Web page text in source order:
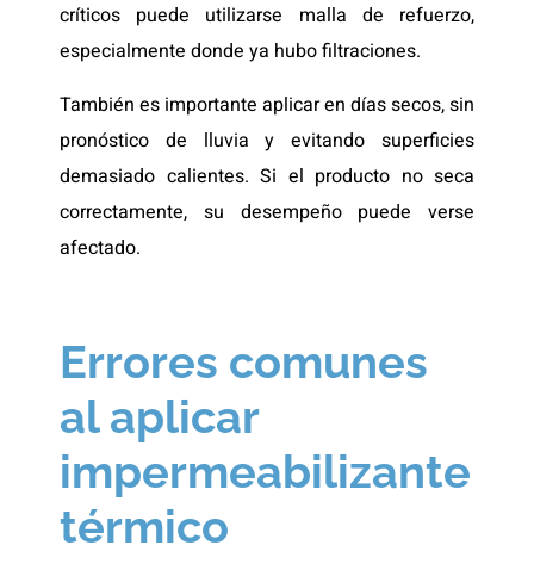
críticos puede utilizarse malla de refuerzo,
especialmente donde ya hubo filtraciones.
También es importante aplicar en días secos, sin
pronóstico de lluvia y evitando superficies
demasiado calientes. Si el producto no seca
correctamente, su desempeño puede verse
afectado.
Errores comunes
al aplicar
impermeabilizante
térmico